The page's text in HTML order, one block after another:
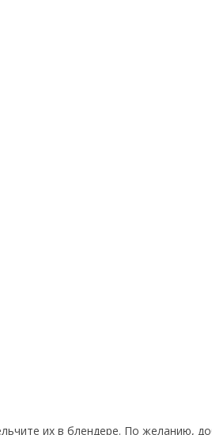
их в блендере. По желанию,